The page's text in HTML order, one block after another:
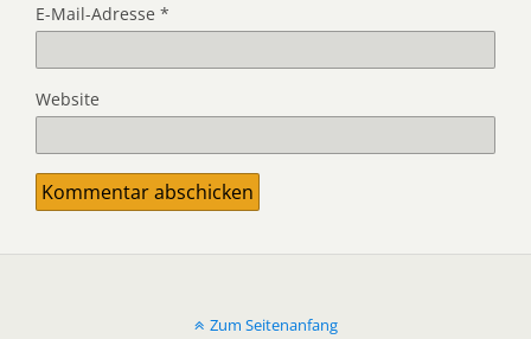
E-Mail-Adresse *
Website
Zum Seitenanfang